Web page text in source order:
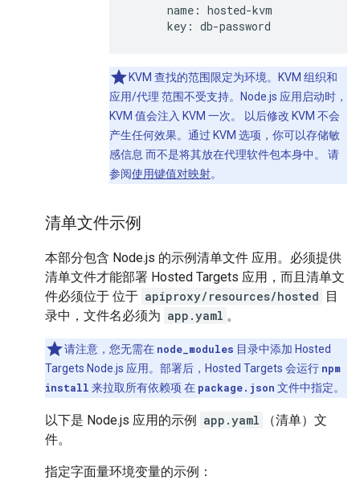
      name: hosted-kvm
      key: db-password
KVM 查找的范围限定为环境。KVM 组织和
应用/代理 范围不受支持。Node.js 应用启动时，
KVM 值会注入 KVM 一次。 以后修改 KVM 不会
产生任何效果。通过 KVM 选项，你可以存储敏
感信息 而不是将其放在代理软件包本身中。 请
参阅使用键值对映射。
清单文件示例
本部分包含 Node.js 的示例清单文件 应用。必须提供
清单文件才能部署 Hosted Targets 应用，而且清单文
件必须位于 位于 apiproxy/resources/hosted 目
录中，文件名必须为 app.yaml 。
请注意，您无需在 node_modules 目录中添加 Hosted
Targets Node.js 应用。部署后，Hosted Targets 会运行 npm
install 来拉取所有依赖项 在 package.json 文件中指定。
以下是 Node.js 应用的示例 app.yaml
（清单）文
件。
指定字面量环境变量的示例：